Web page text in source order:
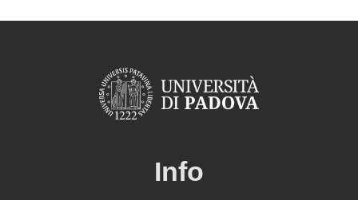
Info